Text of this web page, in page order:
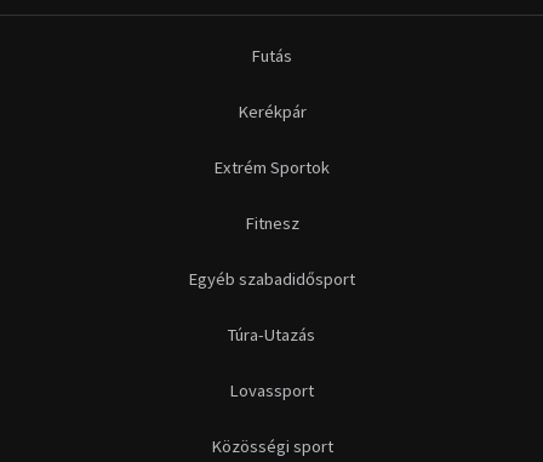
Futás
Kerékpár
Extrém Sportok
Fitnesz
Egyéb szabadidősport
Túra-Utazás
Lovassport
Közösségi sport